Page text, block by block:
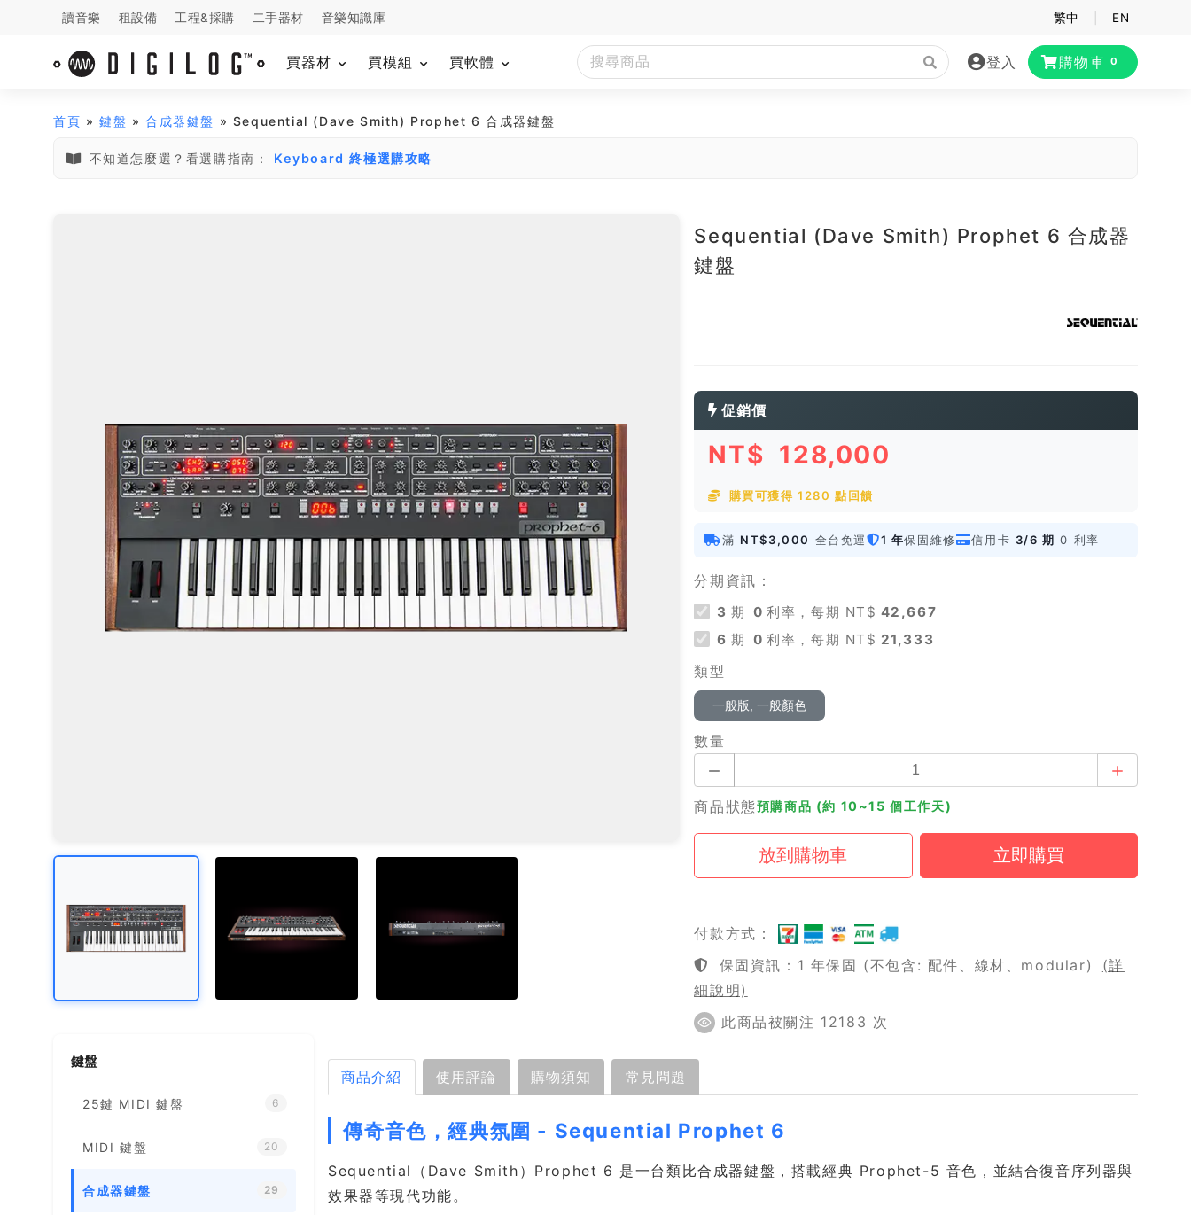
讀音樂 租設備 工程&採購 二手器材 音樂知識庫 繁中 EN
買器材 買模組 買軟體 登入 購物車 0
首頁 »鍵盤 »合成器鍵盤 » Sequential (Dave Smith) Prophet 6 合成器鍵盤
不知道怎麼選？看選購指南： Keyboard 終極選購攻略
Sequential (Dave Smith) Prophet 6 合成器
鍵盤
促銷價
NT$ 128,000
購買可獲得 1280 點回饋
滿 NT$3,000 全台免運 1 年保固維修 信用卡 3/6 期 0 利率
分期資訊：
3 期 0 利率，每期 NT$ 42,667
6 期 0 利率，每期 NT$ 21,333
類型
一般版, 一般顏色
數量
商品狀態預購商品 (約 10~15 個工作天)
付款方式：
保固資訊：1 年保固 (不包含: 配件、線材、modular)
(詳
細說明)
此商品被關注 12183 次
鍵盤
25鍵 MIDI 鍵盤 6
MIDI 鍵盤 20
合成器鍵盤 29
商品介紹 使用評論 購物須知 常見問題
傳奇音色，經典氛圍 - Sequential Prophet 6
Sequential（Dave Smith）Prophet 6 是一台類比合成器鍵盤，搭載經典 Prophet-5 音色，並結合復音序列器與
效果器等現代功能。